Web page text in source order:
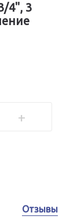
4", 3
+
Отзывы